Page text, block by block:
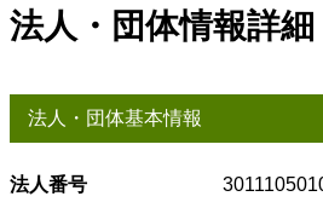
法人・団体情報詳細
法人・団体基本情報
法人番号